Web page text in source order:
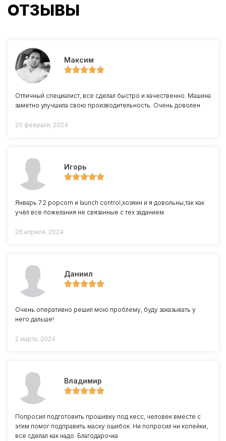
ОТЗЫВЫ
Максим
Отличный специалист, все сделал быстро и качественно. Машина
заметно улучшила свою производительность. Очень доволен
20 февраля, 2024
Игорь
Январь 7.2 popcorn и launch control,хозяин и я довольны,так как
учёл все пожелания не связанные с тех заданием.
26 апреля, 2024
Даниил
Очень оперативно решил мою проблему, буду заказывать у
него дальше!
2 марта, 2024
Владимир
Попросил подготовить прошивку под кесс, человек вместе с
этим помог подправить маску ошибок. Ни попросил ни копейки,
все сделал как надо. Благодарочка